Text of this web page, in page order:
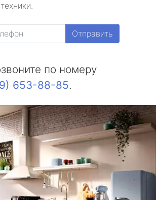
Отправить
по номеру
653-88-85.